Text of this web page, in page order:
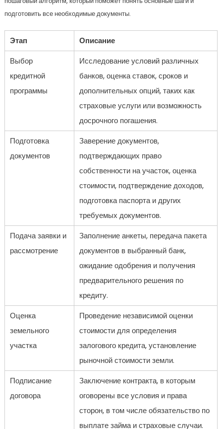
подготовить все необходимые документы.
Этап
Описание
Выбор
кредитной
программы
Исследование условий различных
банков, оценка ставок, сроков и
дополнительных опций, таких как
страховые услуги или возможность
досрочного погашения.
Подготовка
документов
Заверение документов,
подтверждающих право
собственности на участок, оценка
стоимости, подтверждение доходов,
подготовка паспорта и других
требуемых документов.
Подача заявки и
рассмотрение
Заполнение анкеты, передача пакета
документов в выбранный банк,
ожидание одобрения и получения
предварительного решения по
кредиту.
Оценка
земельного
участка
Проведение независимой оценки
стоимости для определения
залогового кредита, установление
рыночной стоимости земли.
Подписание
договора
Заключение контракта, в которым
оговорены все условия и права
сторон, в том числе обязательство по
выплате займа и страховые случаи.